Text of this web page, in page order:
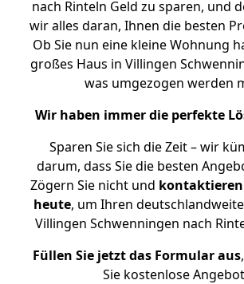
nach Rinteln Geld zu sparen, und
wir alles daran, Ihnen die besten
Ob Sie nun eine kleine Wohnung
großes Haus in Villingen
was umgezogen werden
Wir haben immer die perfekte
Sparen Sie sich die Zeit – wir
darum, dass Sie die besten
Zögern Sie nicht und kontaktieren
heute, um Ihren
Villingen Schwenningen nach
Füllen Sie jetzt das Formular aus
Sie kostenlose